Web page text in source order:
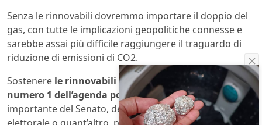
Senza le rinnovabili dovremmo importare il doppio del
gas, con tutte le implicazioni geopolitiche connesse e
sarebbe assai più difficile raggiungere il traguardo di
riduzione di emissioni di CO2.
Sostenere le rinnovabili dovrebbe essere il punto
numero 1 dell’agenda politica, questione ben più
importante del Senato, delle Province, della legge